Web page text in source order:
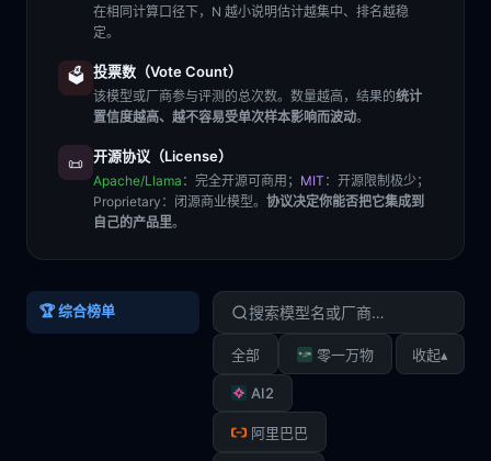
在相同计算口径下，N 越小说明估计越集中、排名越稳
定。
🗳️ 投票数（Vote Count）
该模型或厂商参与评测的总次数。数量越高，结果的统计
置信度越高、越不容易受单次样本影响而波动。
📜 开源协议（License）
Apache/Llama ：完全开源可商用； MIT ：开源限制极少；
Proprietary ：闭源商业模型。 协议决定你能否把它集成到
自己的产品里。
🏆 综合榜单
全部 零一万物
AI2
阿里巴巴
收起▴